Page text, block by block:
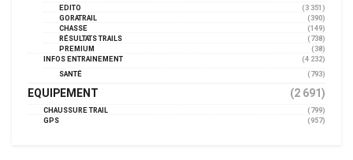
EDITO
(3 351)
GORATRAIL
(390)
CHASSE
(149)
RÉSULTATS TRAILS
(738)
PREMIUM
(38)
INFOS ENTRAINEMENT
(4 232)
SANTÉ
(793)
EQUIPEMENT (2 691)
CHAUSSURE TRAIL
(799)
GPS
(957)